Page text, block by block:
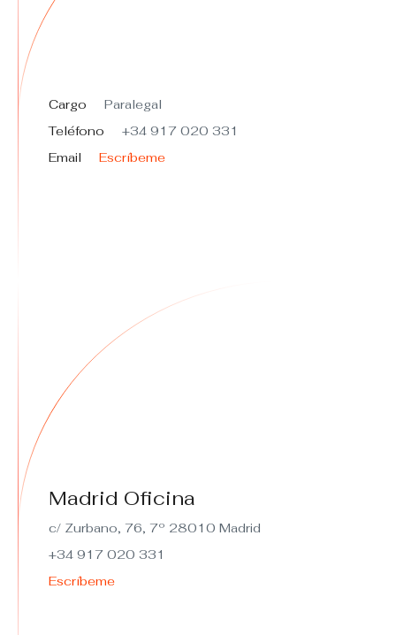
Cargo
Paralegal
Teléfono
+34 917 020 331
Email
Escríbeme
Madrid Oficina
c/ Zurbano, 76, 7º 28010 Madrid
+34 917 020 331
Escríbeme